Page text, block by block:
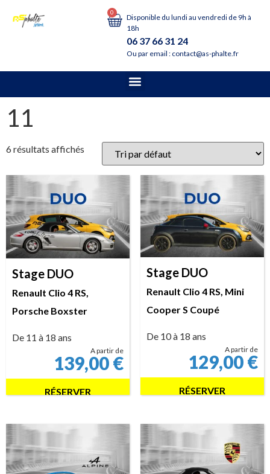
0
Disponible du lundi au vendredi de 9h à
18h
06 37 66 31 24
Ou par email : contact@as-phalte.fr
11
6 résultats affichés
Stage DUO
Renault Clio 4 RS,
Porsche Boxster
De 11 à 18 ans
A partir de
139,00€
RÉSERVER
Stage DUO
Renault Clio 4 RS, Mini
Cooper S Coupé
De 10 à 18 ans
A partir de
129,00€
RÉSERVER